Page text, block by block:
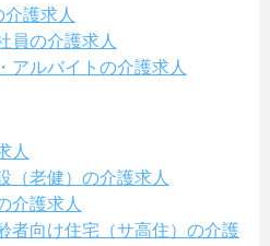
護求人
員の介護求人
アルバイトの介護求人
人
（老健）の介護求人
介護求人
者向け住宅（サ高住）の介護